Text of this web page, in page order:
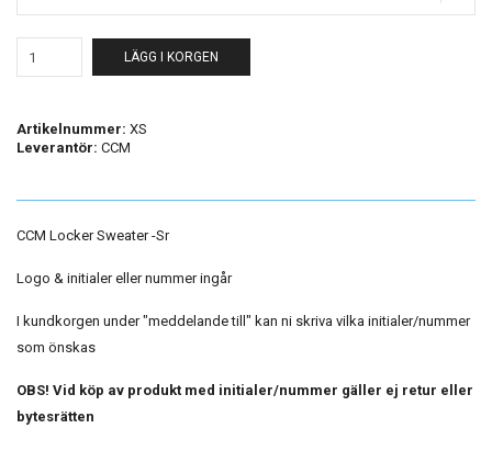
LÄGG I KORGEN
Artikelnummer: XS
Leverantör: CCM
CCM Locker Sweater -Sr
Logo & initialer eller nummer ingår
I kundkorgen under "meddelande till" kan ni skriva vilka initialer/nummer
som önskas
OBS! Vid köp av produkt med initialer/nummer gäller ej retur eller
bytesrätten